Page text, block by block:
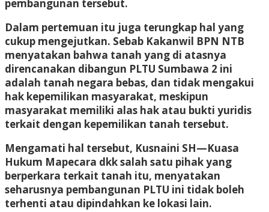
pembangunan tersebut.
Dalam pertemuan itu juga terungkap hal yang
cukup mengejutkan. Sebab Kakanwil BPN NTB
menyatakan bahwa tanah yang di atasnya
direncanakan dibangun PLTU Sumbawa 2 ini
adalah tanah negara bebas, dan tidak mengakui
hak kepemilikan masyarakat, meskipun
masyarakat memiliki alas hak atau bukti yuridis
terkait dengan kepemilikan tanah tersebut.
Mengamati hal tersebut, Kusnaini SH—Kuasa
Hukum Mapecara dkk salah satu pihak yang
berperkara terkait tanah itu, menyatakan
seharusnya pembangunan PLTU ini tidak boleh
terhenti atau dipindahkan ke lokasi lain.